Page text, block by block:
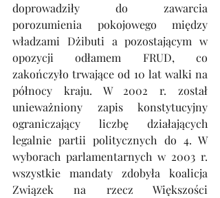
doprowadziły do zawarcia
porozumienia pokojowego między
władzami Dżibuti a pozostającym w
opozycji odłamem FRUD, co
zakończyło trwające od 10 lat walki na
północy kraju. W 2002 r. został
unieważniony zapis konstytucyjny
ograniczający liczbę działających
legalnie partii politycznych do 4. W
wyborach parlamentarnych w 2003 r.
wszystkie mandaty zdobyła koalicja
Związek na rzecz Większości